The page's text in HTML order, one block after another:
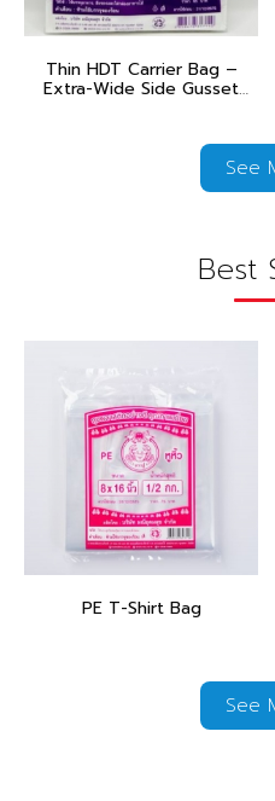
Thin HDT Carrier Bag –
Extra-Wide Side Gusset
See
Best
PE T-Shirt Bag
See